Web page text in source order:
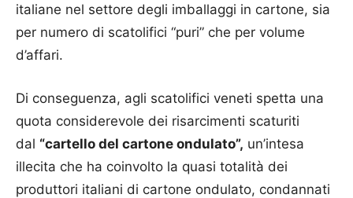
italiane nel settore degli imballaggi in cartone, sia
per numero di scatolifici “puri” che per volume
d’affari.
Di conseguenza, agli scatolifici veneti spetta una
quota considerevole dei risarcimenti scaturiti
dal “cartello del cartone ondulato”, un’intesa
illecita che ha coinvolto la quasi totalità dei
produttori italiani di cartone ondulato, condannati